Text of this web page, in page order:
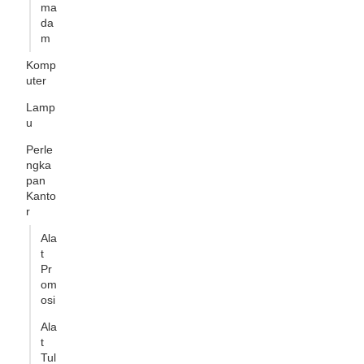
ma
da
m
Komp
uter
Lamp
u
Perle
ngka
pan
Kanto
r
Ala
t
Pr
om
osi
Ala
t
Tul